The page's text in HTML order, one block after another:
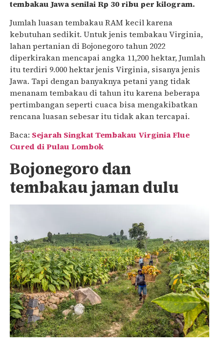
tembakau Jawa senilai Rp 30 ribu per kilogram.
Jumlah luasan tembakau RAM kecil karena
kebutuhan sedikit. Untuk jenis tembakau Virginia,
lahan pertanian di Bojonegoro tahun 2022
diperkirakan mencapai angka 11,200 hektar, Jumlah
itu terdiri 9.000 hektar jenis Virginia, sisanya jenis
Jawa. Tapi dengan banyaknya petani yang tidak
menanam tembakau di tahun itu karena beberapa
pertimbangan seperti cuaca bisa mengakibatkan
rencana luasan sebesar itu tidak akan tercapai.
Baca: Sejarah Singkat Tembakau Virginia Flue
Cured di Pulau Lombok
Bojonegoro dan
tembakau jaman dulu